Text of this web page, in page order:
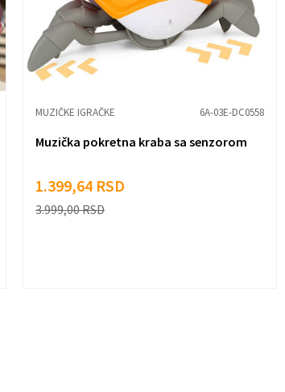
MUZIČKE IGRAČKE 6A-03E-DC0558
Muzička pokretna kraba sa senzorom
1.399,64 RSD
3.999,00RSD